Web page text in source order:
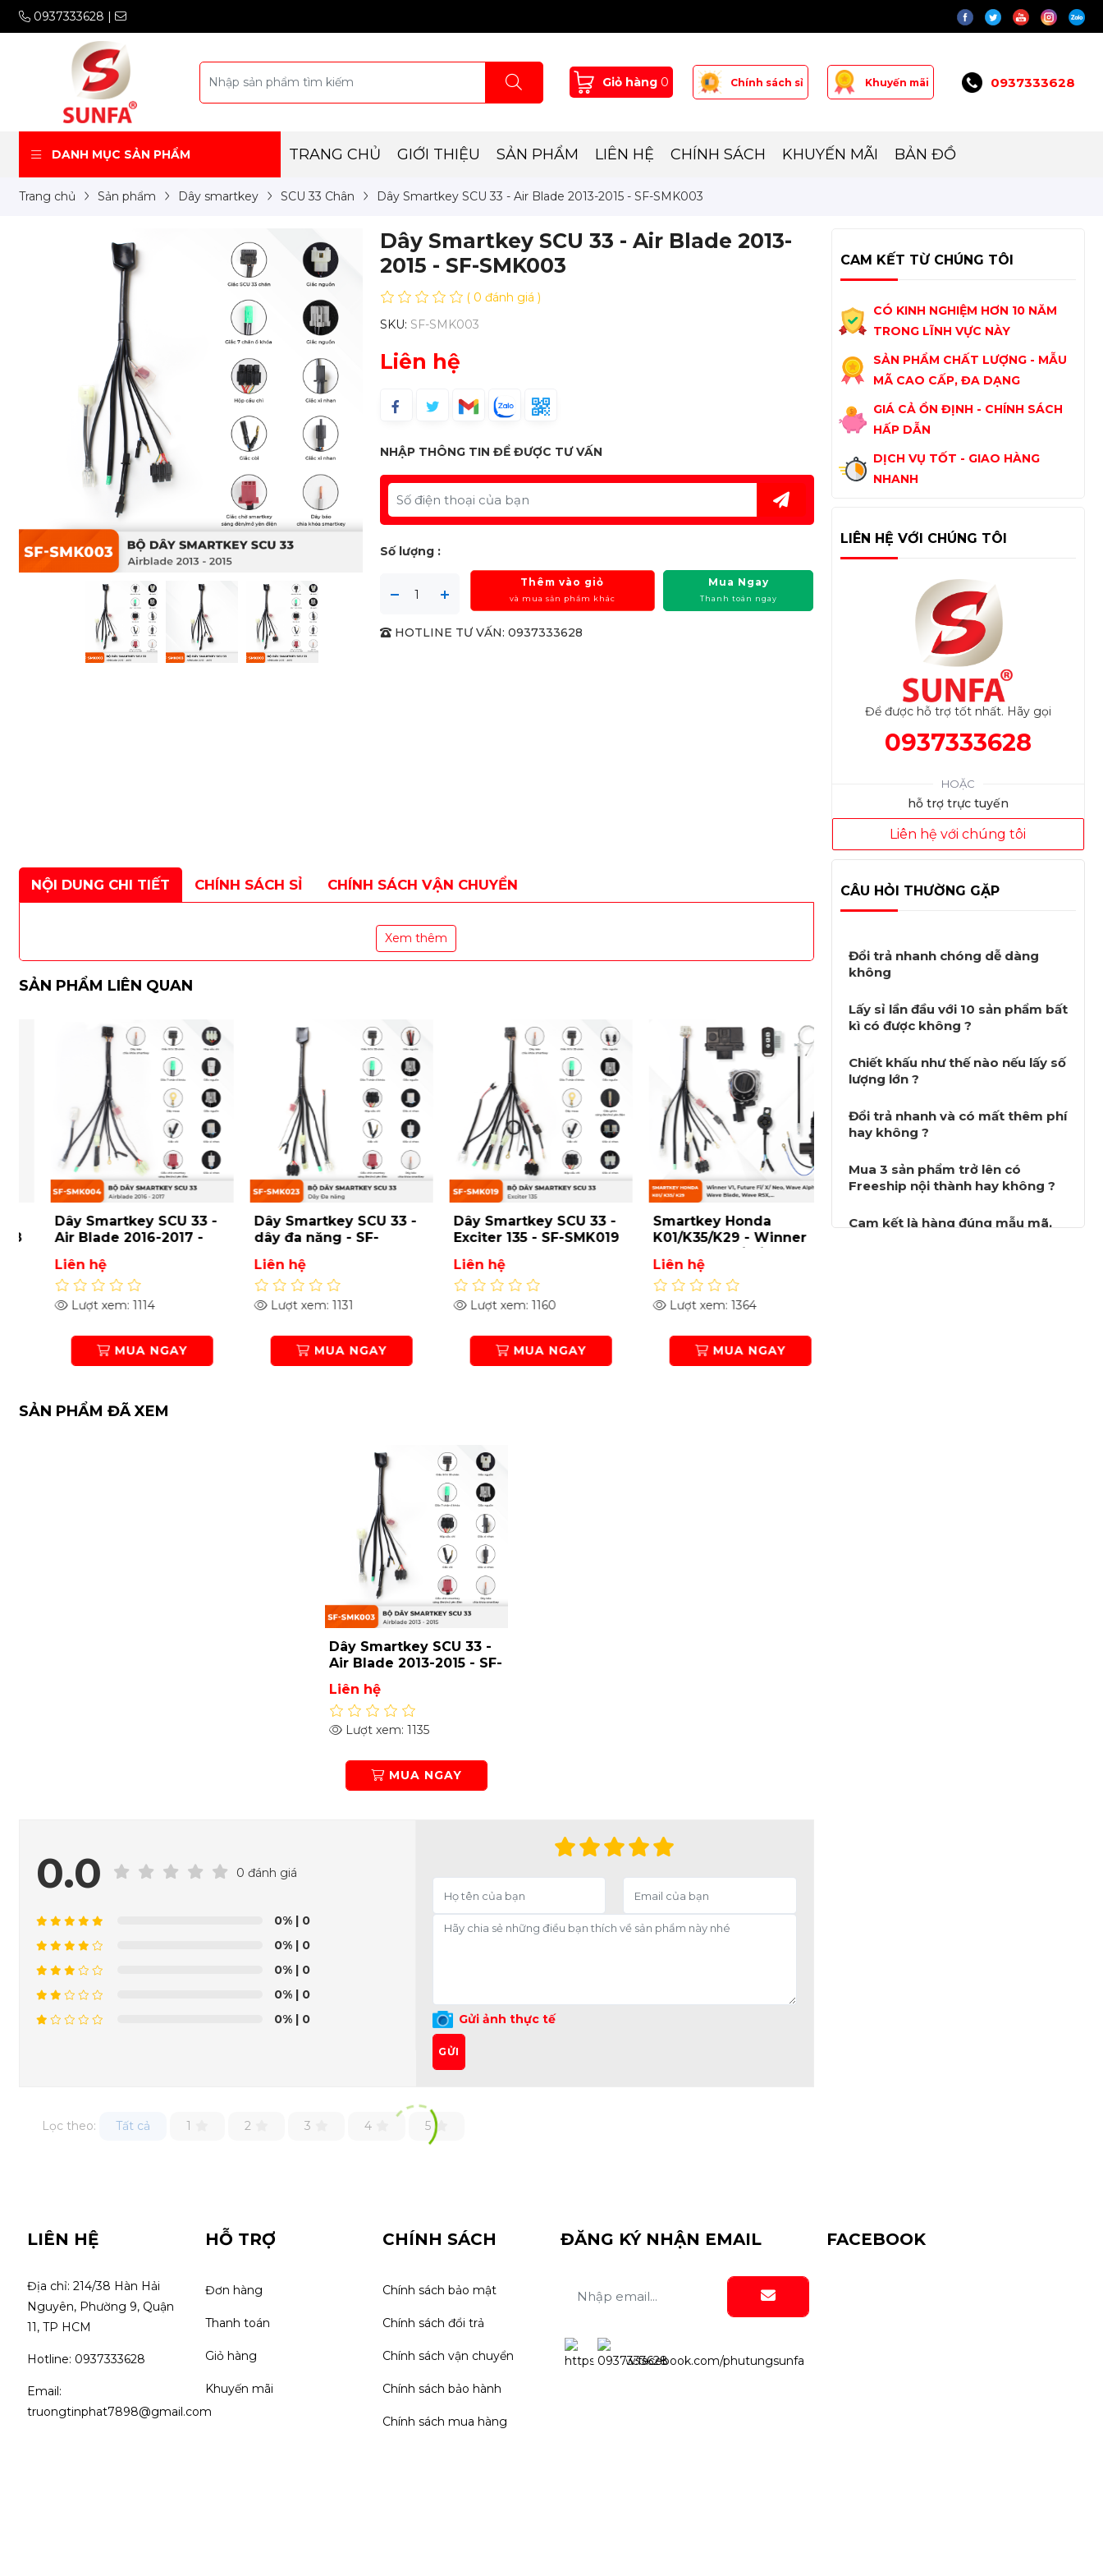
0937333628 |
Giỏ hàng 0 Chính sách sỉ Khuyến mãi 0937333628
DANH MỤC SẢN PHẨM TRANG CHỦ GIỚI THIỆU SẢN PHẨM LIÊN HỆ CHÍNH SÁCH KHUYẾN MÃI BẢN ĐỒ
Trang chủ Sản phẩm Dây smartkey SCU 33 Chân Dây Smartkey SCU 33 - Air Blade 2013-2015 - SF-SMK003
Dây Smartkey SCU 33 - Air Blade 2013-
2015 - SF-SMK003
( 0 đánh giá )
SKU: SF-SMK003
Liên hệ
NHẬP THÔNG TIN ĐỂ ĐƯỢC TƯ VẤN
Số lượng :
Thêm vào giỏ
và mua sản phẩm khác
Mua Ngay
Thanh toán ngay
HOTLINE TƯ VẤN: 0937333628
CAM KẾT TỪ CHÚNG TÔI
CÓ KINH NGHIỆM HƠN 10 NĂM
TRONG LĨNH VỰC NÀY
SẢN PHẨM CHẤT LƯỢNG - MẪU
MÃ CAO CẤP, ĐA DẠNG
GIÁ CẢ ỔN ĐỊNH - CHÍNH SÁCH
HẤP DẪN
DỊCH VỤ TỐT - GIAO HÀNG
NHANH
LIÊN HỆ VỚI CHÚNG TÔI
Để được hỗ trợ tốt nhất. Hãy gọi
0937333628
HOẶC
hỗ trợ trực tuyến
Liên hệ với chúng tôi
NỘI DUNG CHI TIẾT CHÍNH SÁCH SỈ CHÍNH SÁCH VẬN CHUYỂN
Xem thêm
SẢN PHẨM LIÊN QUAN
Dây Smartkey SCU 33 -
Air Blade 2016-2017 -
Liên hệ
Lượt xem: 1114
MUA NGAY
Dây Smartkey SCU 33 -
dây đa năng - SF-
Liên hệ
Lượt xem: 1131
MUA NGAY
Dây Smartkey SCU 33 -
Exciter 135 - SF-SMK019
Liên hệ
Lượt xem: 1160
MUA NGAY
Smartkey Honda
K01/K35/K29 - Winner
Wave Alpha, Wave
Blade, Wave RSX,... -
HD33FU
Liên hệ
Lượt xem: 1364
MUA NGAY
Dây Smartkey SCU 33 -
Dây
SẢN PHẨM ĐÃ XEM
Dây Smartkey SCU 33 -
Air Blade 2013-2015 - SF-
Liên hệ
Lượt xem: 1135
MUA NGAY
0.0 0 đánh giá
0%| 0
0%| 0
0%| 0
0%| 0
0%| 0 Gửi ảnh thực tế
GỬI
Lọc theo: Tất cả 1 2 3 4 5
CÂU HỎI THƯỜNG GẶP
Đổi trả nhanh chóng dễ dàng
không
Lấy sỉ lần đầu với 10 sản phẩm bất
kì có được không ?
Chiết khấu như thế nào nếu lấy số
lượng lớn ?
Đổi trả nhanh và có mất thêm phí
hay không ?
Mua 3 sản phẩm trở lên có
Freeship nội thành hay không ?
Cam kết là hàng đúng mẫu mã,
LIÊN HỆ
Địa chỉ: 214/38 Hàn Hải
Nguyên, Phường 9, Quận
11, TP HCM
Hotline: 0937333628
Email:
truongtinphat7898@gmail.com
HỖ TRỢ
Đơn hàng
Thanh toán
Giỏ hàng
Khuyến mãi
CHÍNH SÁCH
Chính sách bảo mật
Chính sách đổi trả
Chính sách vận chuyển
Chính sách bảo hành
Chính sách mua hàng
ĐĂNG KÝ NHẬN EMAIL FACEBOOK